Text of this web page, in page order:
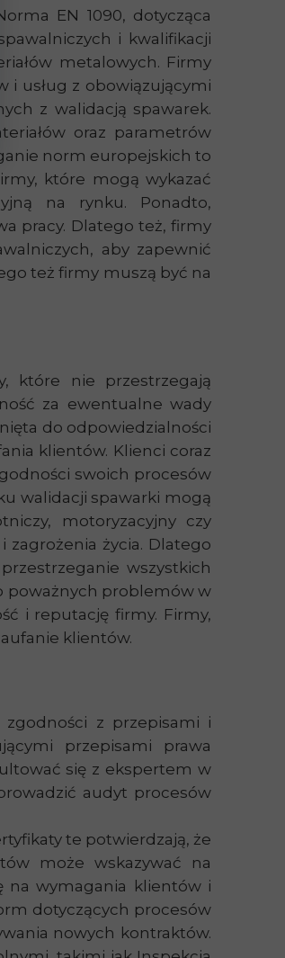
EN 1090, dotycząca
i kwalifikacji
metalowych. Firmy
i usług z obowiązującymi
z walidacją spawarek.
oraz parametrów
norm europejskich to
które mogą wykazać
na rynku. Ponadto,
pracy. Dlatego też, firmy
aby zapewnić
też firmy muszą być na
które nie przestrzegają
za ewentualne wady
do odpowiedzialności
klientów. Klienci coraz
swoich procesów
walidacji spawarki mogą
motoryzacyjny czy
życia. Dlatego
wszystkich
poważnych problemów w
i reputację firmy. Firmy,
klientów.
z przepisami i
przepisami prawa
się z ekspertem w
audyt procesów
te potwierdzają, że
może wskazywać na
na wymagania klientów i
dotyczących procesów
nowych kontraktów.